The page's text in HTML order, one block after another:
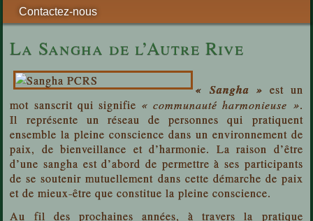
Contactez-nous
La Sangha de l’Autre Rive
« Sangha » est un
mot sanscrit qui signifie « communauté harmonieuse ».
Il représente un réseau de personnes qui pratiquent
ensemble la pleine conscience dans un environnement de
paix, de bienveillance et d’harmonie. La raison d’être
d’une sangha est d’abord de permettre à ses participants
de se soutenir mutuellement dans cette démarche de paix
et de mieux-être que constitue la pleine conscience.
Au fil des prochaines années, à travers la pratique